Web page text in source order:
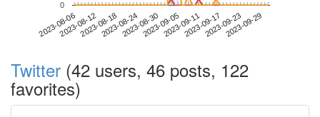
2023-08-062023-08-122023-08-182023-08-242023-08-302023-09-052023-09-112023-09-172023-09-232023-09-29
0
Twitter (42 users, 46 posts, 122
favorites)